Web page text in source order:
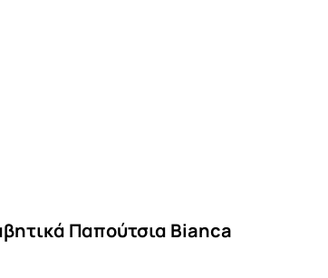
Παπούτσια Bianca